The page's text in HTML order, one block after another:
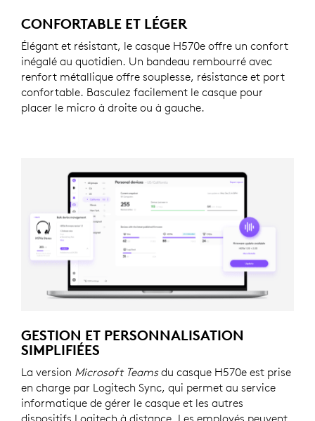
CONFORTABLE ET LÉGER
Élégant et résistant, le casque H570e offre un confort
inégalé au quotidien. Un bandeau rembourré avec
renfort métallique offre souplesse, résistance et port
confortable. Basculez facilement le casque pour
placer le micro à droite ou à gauche.
GESTION ET PERSONNALISATION
SIMPLIFIÉES
La version Microsoft Teamsdu casque H570e est prise
en charge par Logitech Sync, qui permet au service
informatique de gérer le casque et les autres